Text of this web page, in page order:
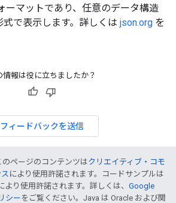
ーマットであり、任意のデータ構造
で表示します。詳しくは json.org を
情報は役に立ちましたか？
フィードバックを送信
ページのコンテンツはクリエイティブ・コモ
により使用許諾されます。コードサンプルは
より使用許諾されます。詳しくは、 Google
シー をご覧ください。Java は Oracle および関